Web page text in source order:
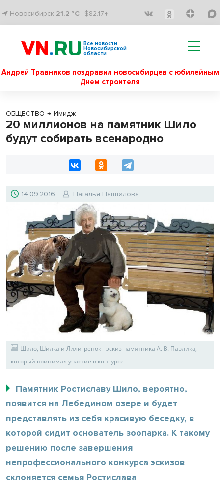
Новосибирск 21.2 °C $82.17↑
Все новости
Новосибирской
области
Андрей Травников поздравил новосибирцев с юбилейным
Днем строителя
ОБЩЕСТВО → Имидж
20 миллионов на памятник Шило
будут собирать всенародно
14.09.2016 Наталья Нашталова
Шило, Шилка и Лилигренок - эскиз памятника А. В. Павлика,
который принимал участие в конкурсе
Памятник Ростиславу Шило, вероятно,
появится на Лебедином озере и будет
представлять из себя красивую беседку, в
которой сидит основатель зоопарка. К такому
решению после завершения
непрофессионального конкурса эскизов
склоняется семья Ростислава